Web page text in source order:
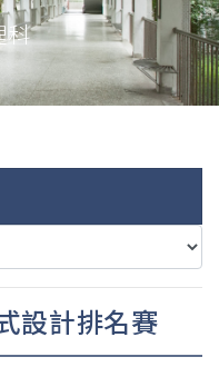
科
設計排名賽